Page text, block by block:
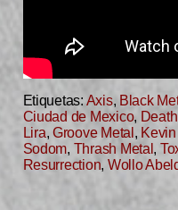
Etiquetas: Axis, Black
Ciudad de Mexico,
Lira, Groove Metal ,
Sodom, Thrash Metal ,
Resurrection, Wollo